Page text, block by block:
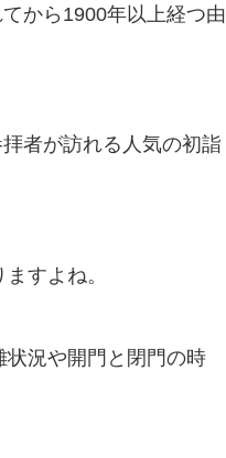
から1900年以上経つ由
者が訪れる人気の初詣
すよね。
況や開門と閉門の時